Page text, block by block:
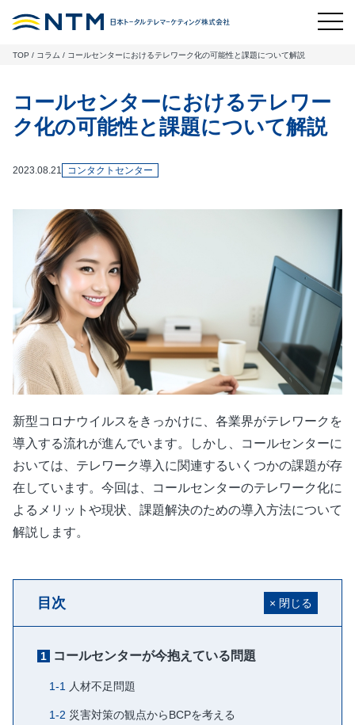
TOP / コラム / コールセンターにおけるテレワーク化の可能性と課題について解説
コールセンターにおけるテレワー
ク化の可能性と課題について解説
2023.08.21 コンタクトセンター
新型コロナウイルスをきっかけに、各業界がテレワークを
導入する流れが進んでいます。しかし、コールセンターに
おいては、テレワーク導入に関連するいくつかの課題が存
在しています。今回は、コールセンターのテレワーク化に
よるメリットや現状、課題解決のための導入方法について
解説します。
目次
コールセンターが今抱えている問題
人材不足問題
災害対策の観点からBCPを考える